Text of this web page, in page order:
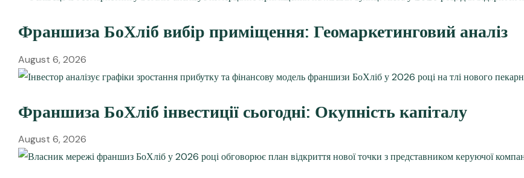
Франшиза БоХліб вибір приміщення: Геомаркетинговий аналіз
August 6, 2026
Франшиза БоХліб інвестиції сьогодні: Окупність капіталу
August 6, 2026